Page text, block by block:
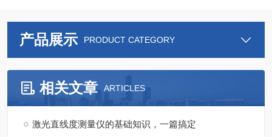
产品展示 PRODUCT CATEGORY
相关文章 ARTICLES
激光直线度测量仪的基础知识，一篇搞定